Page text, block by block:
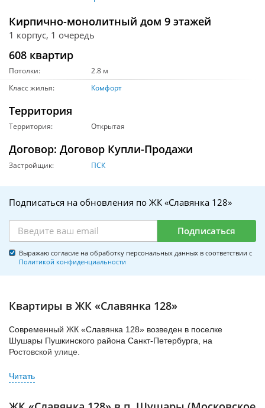
Кирпично-монолитный дом 9 этажей
1 корпус, 1 очередь
608 квартир
Потолки:
2.8 м
Класс жилья:
Комфорт
Территория
Территория: Открытая
Договор: Договор Купли-Продажи
Застройщик: ПСК
Подписаться на обновления по ЖК «Славянка 128»
Подписаться
Выражаю согласие на обработку персональных данных в соответствии с
Политикой конфиденциальности
Квартиры в ЖК «Славянка 128»
Современный ЖК «Славянка 128» возведен в поселке
Шушары Пушкинского района Санкт-Петербурга, на
Ростовской улице.
Девелопером проекта выступает ООО «Петербургская
Строительная Компания».
ЖК представляет собой кирпично-монолитный дом,